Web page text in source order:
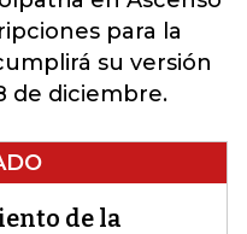
para la
su versión
de diciembre.
de la